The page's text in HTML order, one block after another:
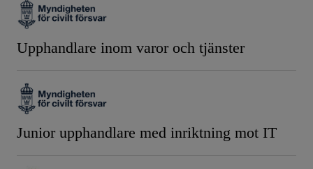
Upphandlare inom varor och tjänster
Junior upphandlare med inriktning mot IT